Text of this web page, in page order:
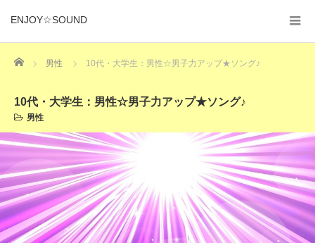
ENJOY☆SOUND
Home 男性 10代・大学生：男性☆男子力アップ★ソング♪
10代・大学生：男性☆男子力アップ★ソング♪
男性